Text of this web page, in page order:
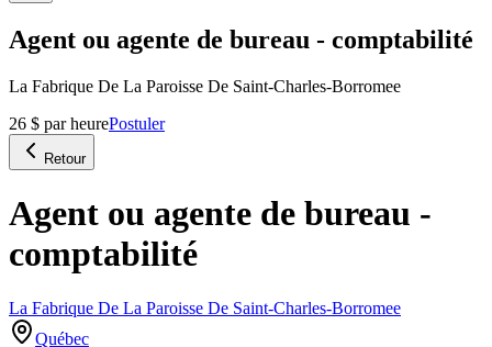
Agent ou agente de bureau - comptabilité
La Fabrique De La Paroisse De Saint-Charles-Borromee
26 $ par heurePostuler
Retour
Agent ou agente de bureau -
comptabilité
La Fabrique De La Paroisse De Saint-Charles-Borromee
Québec